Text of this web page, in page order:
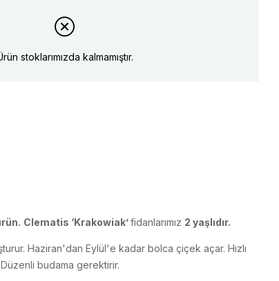
stoklarımızda kalmamıştır.
Clematis ‘Krakowiak’fidanlarımız 2 yaşlıdır.
Haziran'dan Eylül'e kadar bolca çiçek açar. Hızlı
budama gerektirir.